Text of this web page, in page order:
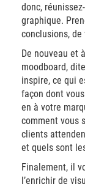
donc,
graphique.
conclusions,
De nouveau et
moodboard,
inspire, ce qui
façon dont
en à votre
comment vous
clients
et quels sont
Finalement, il
l’enrichir de